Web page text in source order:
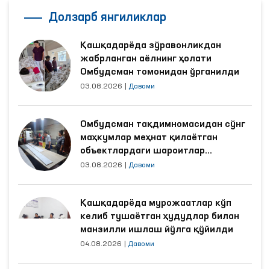
Долзарб янгиликлар
Қашқадарёда зўравонликдан
жабрланган аёлнинг ҳолати
Омбудсман томонидан ўрганилди
03.08.2026 Давоми
Омбудсман тақдимномасидан сўнг
маҳкумлар меҳнат қилаётган
объектлардаги шароитлар
яхшиланди
03.08.2026 Давоми
Қашқадарёда мурожаатлар кўп
келиб тушаётган ҳудудлар билан
манзилли ишлаш йўлга қўйилди
04.08.2026 Давоми